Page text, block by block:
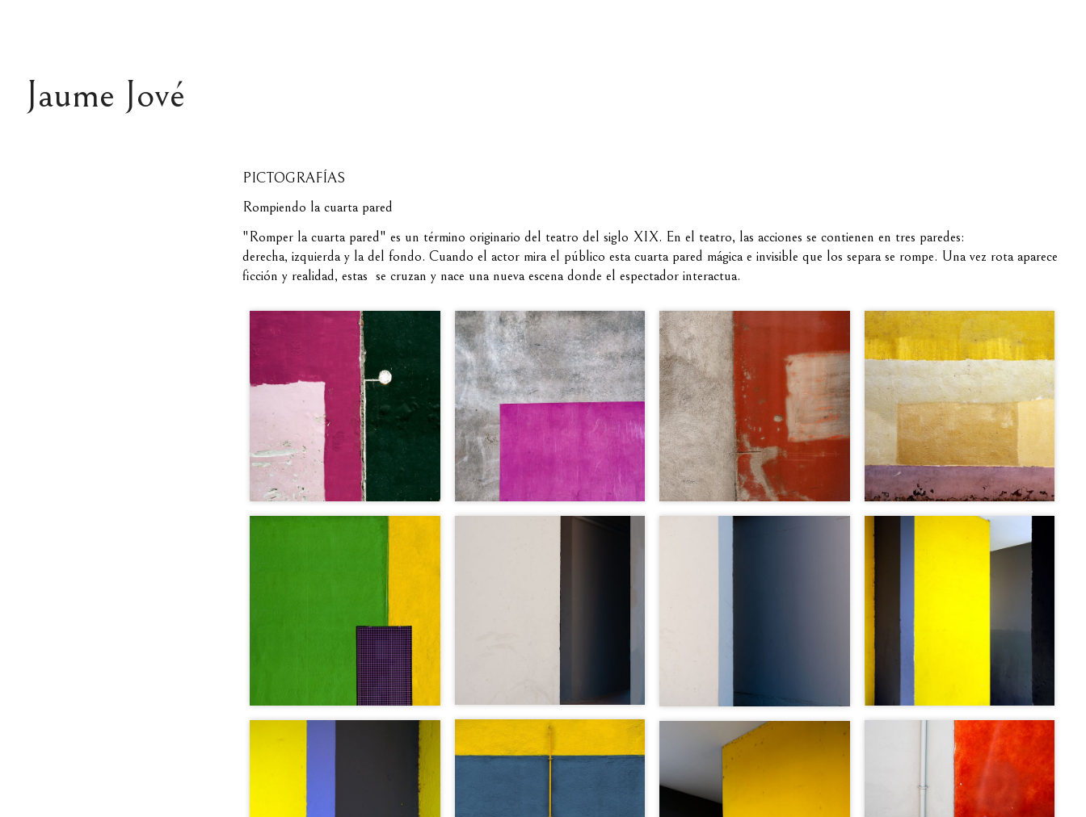
Jaume Jové
PICTOGRAFÍAS
Rompiendo la cuarta pared
"Romper la cuarta pared" es un término originario del teatro del siglo XIX. En el teatro, las acciones se contienen en tres paredes:
derecha, izquierda y la del fondo. Cuando el actor mira el público esta cuarta pared mágica e invisible que los separa se rompe. Una vez rota aparece
ficción y realidad, estas se cruzan y nace una nueva escena donde el espectador interactua.